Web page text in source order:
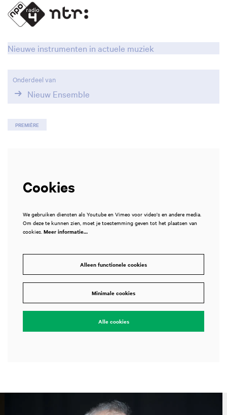
Nieuwe instrumenten in actuele muziek
Onderdeel van
Nieuw Ensemble
PREMIÈRE
Cookies
We gebruiken diensten als Youtube en Vimeo voor video's en andere media.
Om deze te kunnen zien, moet je toestemming geven tot het plaatsen van
cookies. Meer informatie…
Alleen functionele cookies
Minimale cookies
Alle cookies